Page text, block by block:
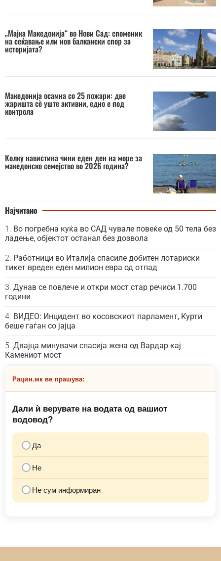
„Мајка Македонија“ во Нови Сад: споменик
на сеќавање или нов балкански спор за
историјата?
Македонија осамна со 25 пожари: две
жаришта сè уште активни, едно е под
контрола
Колку навистина чини еден ден на море за
македонско семејство во 2026 година?
Најчитано
Во погребна куќа во САД чувале повеќе од 50 тела без
ладење, објектот останал без дозвола
Работници во Италија спасиле добитен лотариски
тикет вреден еден милион евра од отпад
Дунав се повлече и откри мост стар речиси 1.700
години
ВИДЕО: Инцидент во косовскиот парламент, Курти
беше гаѓан со јајца
Двајца минувачи спасија жена од Вардар кај
Камениот мост
Рацин.мк ве прашува:
Дали ѝ верувате на водата од вашиот
водовод?
Да
Не
Не сум информиран